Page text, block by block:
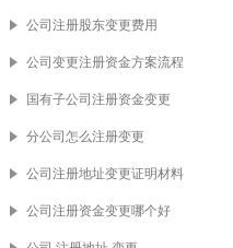
公司注册股东变更费用
公司变更注册资金方案流程
国有子公司注册资金变更
分公司怎么注册变更
公司注册地址变更证明材料
公司注册资金变更哪个好